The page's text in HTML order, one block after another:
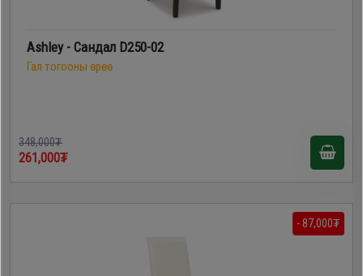
Ashley - Сандал D250-02
Гал тогооны өрөө
348,000₮
261,000₮
- 87,000₮